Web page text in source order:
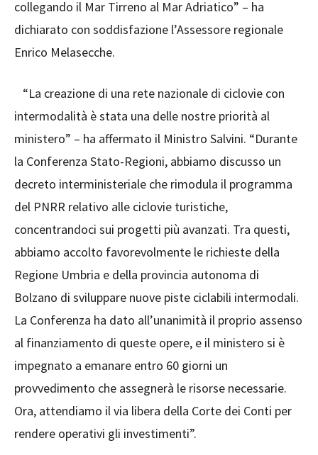
collegando il Mar Tirreno al Mar Adriatico” – ha
dichiarato con soddisfazione l’Assessore regionale
Enrico Melasecche.
“La creazione di una rete nazionale di ciclovie con
intermodalità è stata una delle nostre priorità al
ministero” – ha affermato il Ministro Salvini. “Durante
la Conferenza Stato-Regioni, abbiamo discusso un
decreto interministeriale che rimodula il programma
del PNRR relativo alle ciclovie turistiche,
concentrandoci sui progetti più avanzati. Tra questi,
abbiamo accolto favorevolmente le richieste della
Regione Umbria e della provincia autonoma di
Bolzano di sviluppare nuove piste ciclabili intermodali.
La Conferenza ha dato all’unanimità il proprio assenso
al finanziamento di queste opere, e il ministero si è
impegnato a emanare entro 60 giorni un
provvedimento che assegnerà le risorse necessarie.
Ora, attendiamo il via libera della Corte dei Conti per
rendere operativi gli investimenti”.